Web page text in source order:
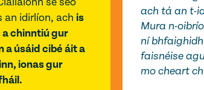
idirlíon, ach is
a chinntiú gur
a úsáid cibé áit a
ionas gur
ach tá an t-
Mura n-
ní
faisnéise
mo cheart